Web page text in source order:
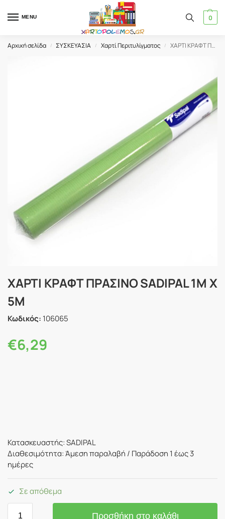
MENU 0
Αρχική σελίδα / ΣΥΣΚΕΥΑΣΙΑ / Χαρτί Περιτυλίγματος / ΧΑΡΤΙ ΚΡΑΦΤ ΠΡΑΣΙΝΟ SADIPAL 1m x 5m
ΧΑΡΤΙ ΚΡΑΦΤ ΠΡΑΣΙΝΟ SADIPAL 1M X
5M
Κωδικός: 106065
€6,29
Κατασκευαστής: SADIPAL
Διαθεσιμότητα: Άμεση παραλαβή / Παράδoση 1 έως 3
ημέρες
Σε απόθεμα
Προσθήκη στο καλάθι